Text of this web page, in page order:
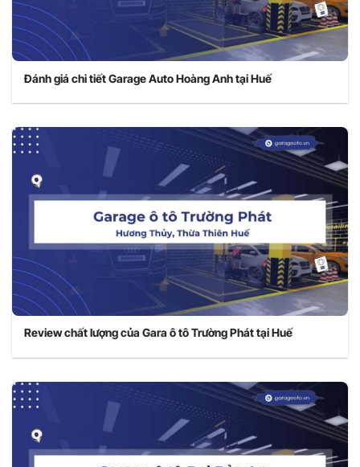
Đánh giá chi tiết Garage Auto Hoàng Anh tại Huế
Review chất lượng của Gara ô tô Trường Phát tại Huế